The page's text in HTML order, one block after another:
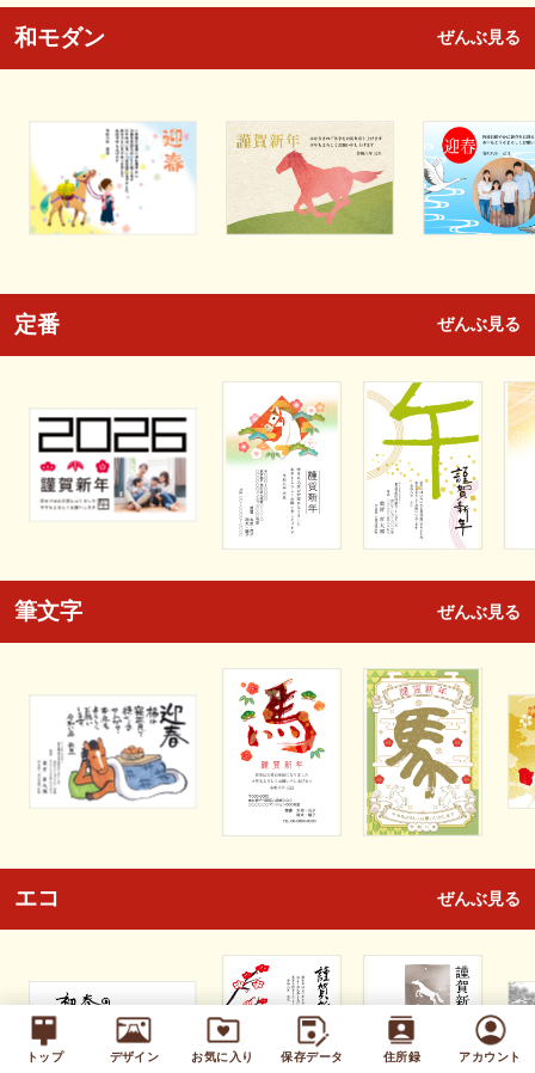
トップ デザイン お気に入り 保存データ 住所録 アカウント
和モダン ぜんぶ見る
定番 ぜんぶ見る
筆文字 ぜんぶ見る
エコ ぜんぶ見る